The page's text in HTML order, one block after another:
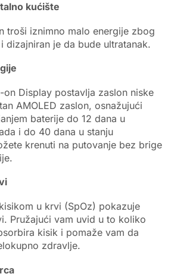
kućište
troši iznimno malo energije zbog
dizajniran je da bude ultratanak.
on Display postavlja zaslon niske
AMOLED zaslon, osnažujući
baterije do 12 dana u
i do 40 dana u stanju
krenuti na putovanje bez brige
u krvi (SpOz) pokazuje
Pružajući vam uvid u to koliko
kisik i pomaže vam da
zdravlje.